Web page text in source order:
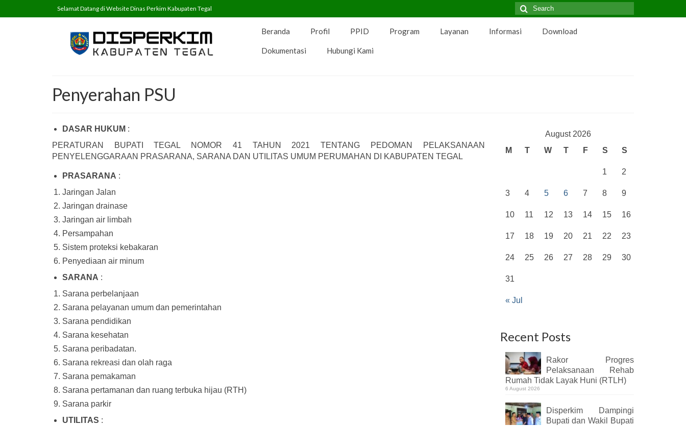
Selamat Datang di Website Dinas Perkim Kabupaten Tegal
Search
for:
Beranda Profil PPID Program Layanan Informasi Download
Dokumentasi Hubungi Kami
Penyerahan PSU
DASAR HUKUM :
PERATURAN BUPATI TEGAL NOMOR 41 TAHUN 2021 TENTANG PEDOMAN PELAKSANAAN
PENYELENGGARAAN PRASARANA, SARANA DAN UTILITAS UMUM PERUMAHAN DI KABUPATEN TEGAL
PRASARANA :
Jaringan Jalan
Jaringan drainase
Jaringan air limbah
Persampahan
Sistem proteksi kebakaran
Penyediaan air minum
SARANA :
Sarana perbelanjaan
Sarana pelayanan umum dan pemerintahan
Sarana pendidikan
Sarana kesehatan
Sarana peribadatan.
Sarana rekreasi dan olah raga
Sarana pemakaman
Sarana pertamanan dan ruang terbuka hijau (RTH)
Sarana parkir
UTILITAS :
August 2026
M
T W T F S S
« Jul
1 2
3 4 5 6 7 8 9
10 11 12 13 14 15 16
17 18 19 20 21 22 23
24 25 26 27 28 29 30
31
Recent Posts
Rakor Progres
Pelaksanaan Rehab
Rumah Tidak Layak Huni (RTLH)
6 August 2026
Disperkim Dampingi
Bupati dan Wakil Bupati